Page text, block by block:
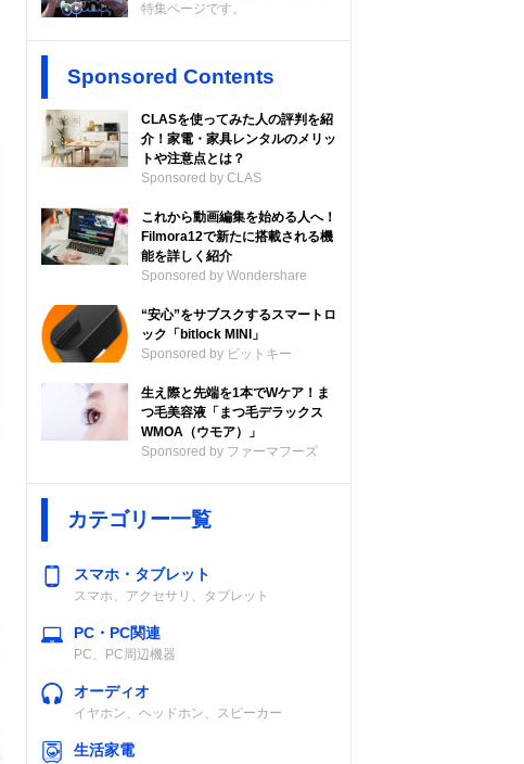
特集ページです。
Sponsored Contents
CLASを使ってみた人の評判を紹
介！家電・家具レンタルのメリッ
トや注意点とは？
Sponsored by CLAS
これから動画編集を始める人へ！
Filmora12で新たに搭載される機
能を詳しく紹介
Sponsored by Wondershare
“安心”をサブスクするスマートロ
ック「bitlock MINI」
Sponsored by ビットキー
生え際と先端を1本でWケア！ま
つ毛美容液「まつ毛デラックス
WMOA（ウモア）」
Sponsored by ファーマフーズ
カテゴリー一覧
スマホ・タブレット
スマホ、アクセサリ、タブレット
PC・PC関連
PC、PC周辺機器
オーディオ
イヤホン、ヘッドホン、スピーカー
生活家電